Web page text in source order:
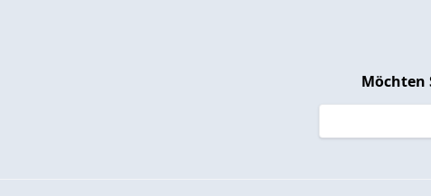
Möchten